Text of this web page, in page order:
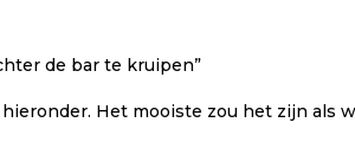
de bar te kruipen”
Het mooiste zou het zijn als